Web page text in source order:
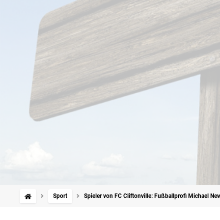
Sport Spieler von FC Cliftonville: Fußballprofi Michael